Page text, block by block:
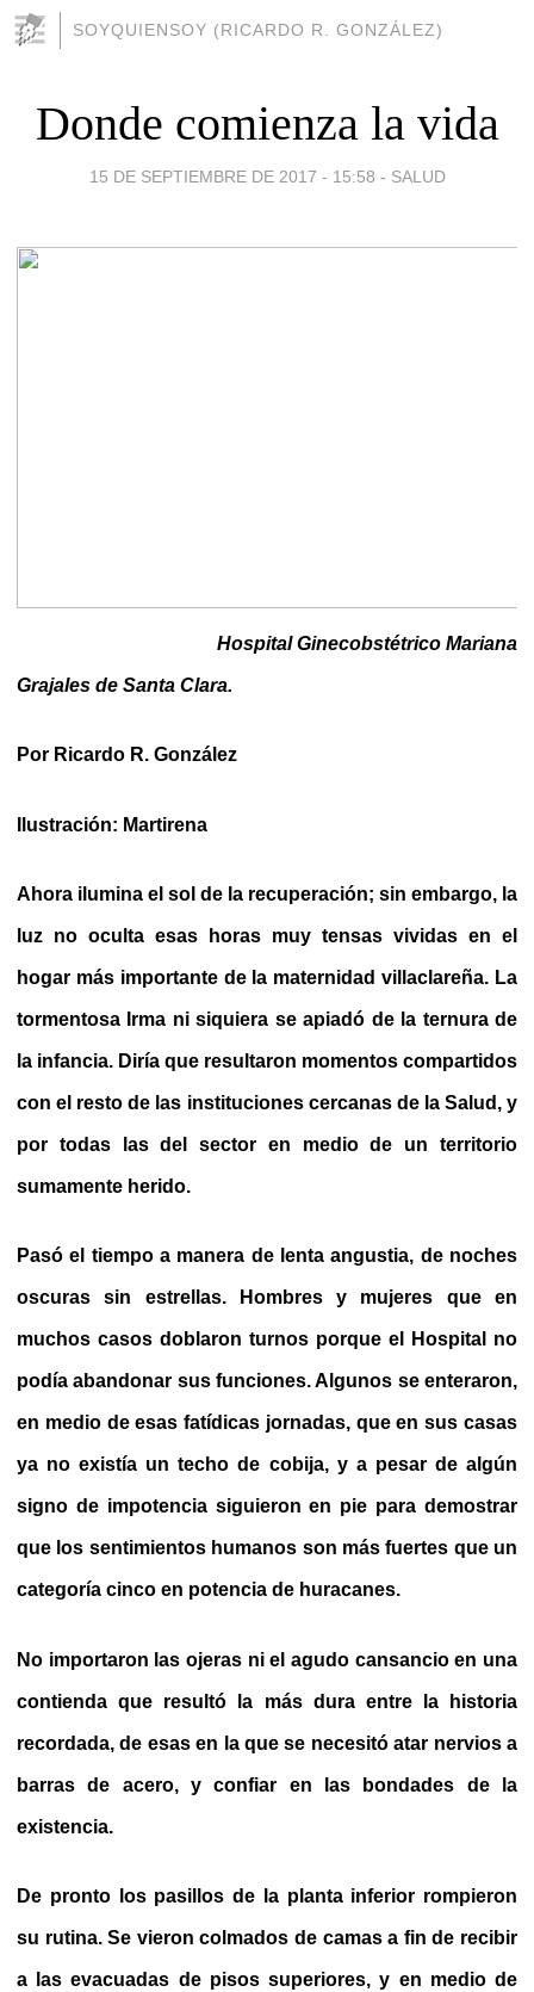
SOYQUIENSOY (RICARDO R. GONZÁLEZ)
Donde comienza la vida
15 DE SEPTIEMBRE DE 2017 - 15:58 - SALUD
Hospital Ginecobstétrico Mariana
Grajales de Santa Clara.
Por Ricardo R. González
Ilustración: Martirena
Ahora ilumina el sol de la recuperación; sin embargo, la
luz no oculta esas horas muy tensas vividas en el
hogar más importante de la maternidad villaclareña. La
tormentosa Irma ni siquiera se apiadó de la ternura de
la infancia. Diría que resultaron momentos compartidos
con el resto de las instituciones cercanas de la Salud, y
por todas las del sector en medio de un territorio
sumamente herido.
Pasó el tiempo a manera de lenta angustia, de noches
oscuras sin estrellas. Hombres y mujeres que en
muchos casos doblaron turnos porque el Hospital no
podía abandonar sus funciones. Algunos se enteraron,
en medio de esas fatídicas jornadas, que en sus casas
ya no existía un techo de cobija, y a pesar de algún
signo de impotencia siguieron en pie para demostrar
que los sentimientos humanos son más fuertes que un
categoría cinco en potencia de huracanes.
No importaron las ojeras ni el agudo cansancio en una
contienda que resultó la más dura entre la historia
recordada, de esas en la que se necesitó atar nervios a
barras de acero, y confiar en las bondades de la
existencia.
De pronto los pasillos de la planta inferior rompieron
su rutina. Se vieron colmados de camas a fin de recibir
a las evacuadas de pisos superiores, y en medio de